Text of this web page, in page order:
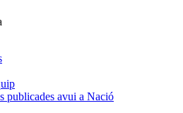
publicades avui a Nació